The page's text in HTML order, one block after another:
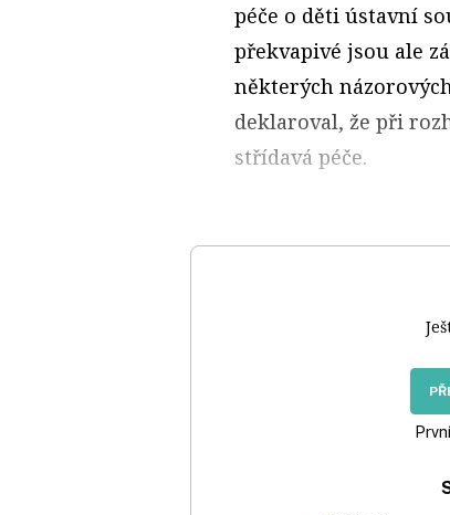
péče o děti ústavní
překvapivé jsou ale
některých
deklaroval, že při
střídavá péče.